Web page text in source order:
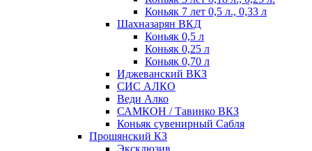
Коньяк 7 лет 0,5 л., 0,33 л
Шахназарян ВКД
Коньяк 0,5 л
Коньяк 0,25 л
Коньяк 0,70 л
Иджеванский ВКЗ
СИС АЛКО
Веди Алко
САМКОН / Тавинко ВКЗ
Коньяк сувенирный Сабля
Прошянский КЗ
Эксклюзив